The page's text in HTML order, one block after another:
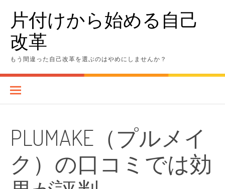
content片付けから始める自己
改革
もう間違った自己改革を選ぶのはやめにしませんか？
PLUMAKE（プルメイ
ク）の口コミでは効